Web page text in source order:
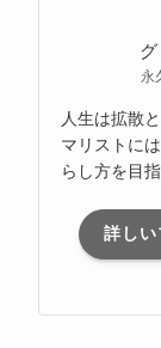
永
人生は拡散
マリストに
らし方を目
詳しい